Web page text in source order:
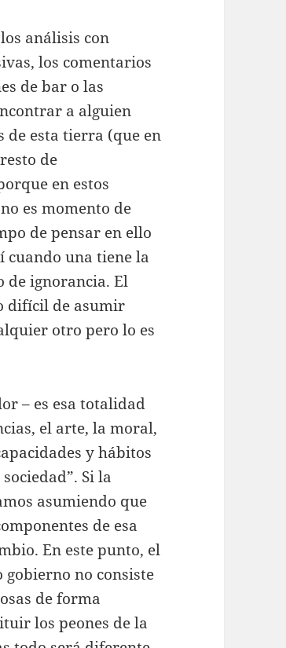
análisis con
los comentarios
de bar o las
a alguien
de esta tierra (que en
de
en estos
es momento de
de pensar en ello
cuando una tiene la
de ignorancia. El
difícil de asumir
otro pero lo es
– es esa totalidad
el arte, la moral,
y hábitos
Si la
asumiendo que
de esa
En este punto, el
no consiste
de forma
los peones de la